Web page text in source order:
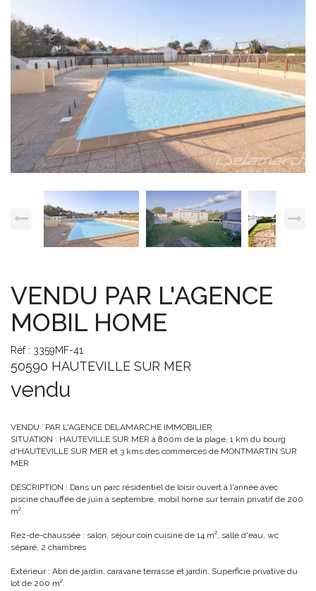
VENDU PAR L'AGENCE
MOBIL HOME
Réf : 3359MF-41
50590 HAUTEVILLE SUR MER
vendu
VENDU ¨PAR L'AGENCE DELAMARCHE IMMOBILIER
SITUATION : HAUTEVILLE SUR MER à 800m de la plage, 1 km du bourg
d'HAUTEVILLE SUR MER et 3 kms des commerces de MONTMARTIN SUR
MER
DESCRIPTION : Dans un parc résidentiel de loisir ouvert à l'année avec
piscine chauffée de juin à septembre, mobil home sur terrain privatif de 200
m².
Rez-de-chaussée : salon, séjour coin cuisine de 14 m², salle d'eau, wc
séparé, 2 chambres
Extérieur : Abri de jardin, caravane terrasse et jardin. Superficie privative du
lot de 200 m².